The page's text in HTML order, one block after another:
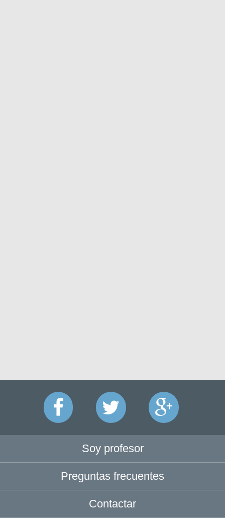
Soy profesor
Preguntas frecuentes
Contactar